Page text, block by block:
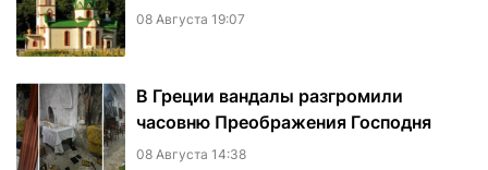
08 Августа 19:07
В Греции вандалы разгромили
часовню Преображения Господня
08 Августа 14:38